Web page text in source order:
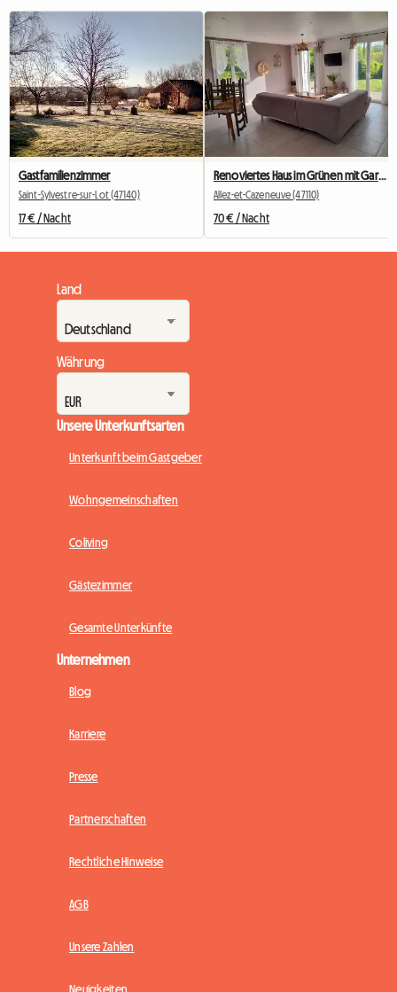
Gastfamilienzimmer
Saint-Sylvestre-sur-Lot (47140)
17 € / Nacht
Renoviertes Haus im Grünen mit Garten und Klimaanlage!
Allez-et-Cazeneuve (47110)
70 € / Nacht
Land
Währung
Unsere Unterkunftsarten
Unterkunft beim Gastgeber
Wohngemeinschaften
Coliving
Gästezimmer
Gesamte Unterkünfte
Unternehmen
Blog
Karriere
Presse
Partnerschaften
Rechtliche Hinweise
AGB
Unsere Zahlen
Neuigkeiten